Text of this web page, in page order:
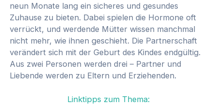
neun Monate lang ein sicheres und gesundes
Zuhause zu bieten. Dabei spielen die Hormone oft
verrückt, und werdende Mütter wissen manchmal
nicht mehr, wie ihnen geschieht. Die Partnerschaft
verändert sich mit der Geburt des Kindes endgültig.
Aus zwei Personen werden drei – Partner und
Liebende werden zu Eltern und Erziehenden.
Linktipps zum Thema: